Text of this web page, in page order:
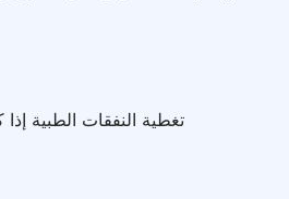
تغطية النفقات الطبية